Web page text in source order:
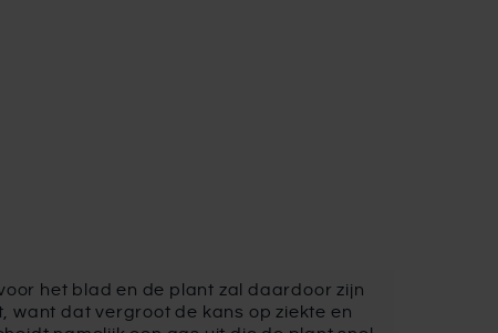
het blad en de plant zal daardoor zijn
want dat vergroot de kans op ziekte en